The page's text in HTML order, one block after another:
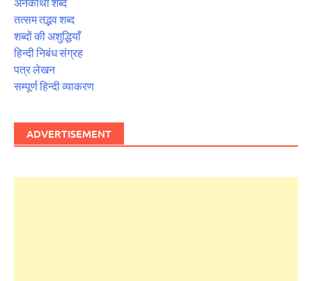
अनेकार्थी शब्द
तत्सम तद्भव शब्द
शब्दों की अशुद्धियाँ
हिन्दी निबंध संग्रह
पत्र लेखन
सम्पूर्ण हिन्दी व्याकरण
ADVERTISEMENT